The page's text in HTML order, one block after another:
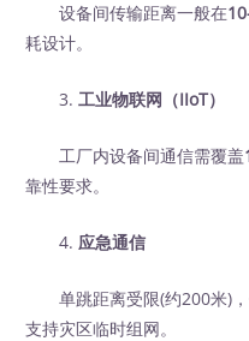
设备间传输距离一般在
耗设计。
3.工业物联网（IIoT）
工厂内设备间通信需覆盖
靠性要求。
4. 应急通信
单跳距离受限(约200米)，
支持灾区临时组网。